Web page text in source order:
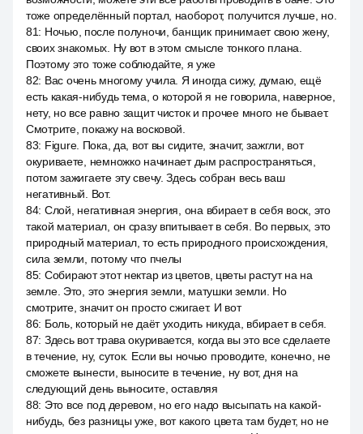
тоже определённый портал, наоборот, получится лучше, но.
81: Ночью, после полуночи, банщик принимает свою жену,
своих знакомых. Ну вот в этом смысле тонкого плана.
Поэтому это тоже соблюдайте, я уже
82: Вас очень многому учила. Я иногда сижу, думаю, ещё
есть какая-нибудь тема, о которой я не говорила, наверное,
нету, но все равно защит чисток и прочее много не бывает.
Смотрите, покажу на восковой.
83: Figure. Пока, да, вот вы сидите, значит, зажгли, вот
окуриваете, немножко начинает дым распространяться,
потом зажигаете эту свечу. Здесь собран весь ваш
негативный. Вот.
84: Слой, негативная энергия, она вбирает в себя воск, это
такой материал, он сразу впитывает в себя. Во первых, это
природный материал, то есть природного происхождения,
сила земли, потому что пчелы
85: Собирают этот нектар из цветов, цветы растут на на
земле. Это, это энергия земли, матушки земли. Но
смотрите, значит он просто сжигает. И вот
86: Боль, который не даёт уходить никуда, вбирает в себя.
87: Здесь вот трава окуривается, когда вы это все сделаете
в течение, ну, суток. Если вы ночью проводите, конечно, не
сможете вынести, выносите в течение, ну вот, дня на
следующий день выносите, оставляя
88: Это все под деревом, но его надо высыпать на какой-
нибудь, без разницы уже, вот какого цвета там будет, но не